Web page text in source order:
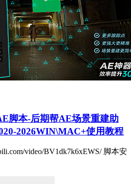
脚本-后期帮AE场景重建助
2026WIN\MAC+使用教程
video/BV1dk7k6xEWS/ 脚本安